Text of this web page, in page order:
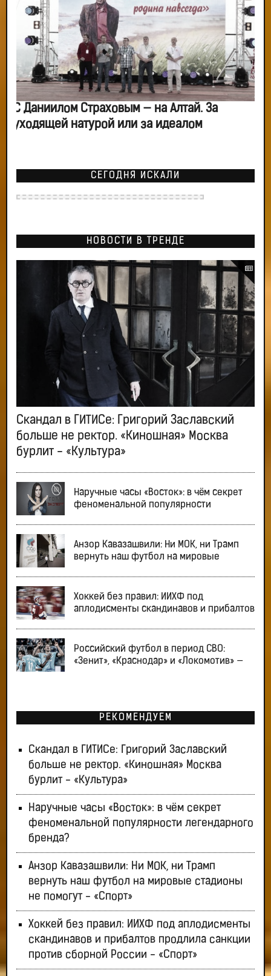
С Даниилом Страховым — на Алтай. За
уходящей натурой или за идеалом
СЕГОДНЯ ИСКАЛИ
НОВОСТИ В ТРЕНДЕ
Скандал в ГИТИСе: Григорий Заславский
больше не ректор. «Киношная» Москва
бурлит - «Культура»
Наручные часы «Восток»: в чём секрет
феноменальной популярности
Анзор Кавазашвили: Ни МОК, ни Трамп
вернуть наш футбол на мировые
Хоккей без правил: ИИХФ под
аплодисменты скандинавов и прибалтов
Российский футбол в период СВО:
«Зенит», «Краснодар» и «Локомотив» —
РЕКОМЕНДУЕМ
Скандал в ГИТИСе: Григорий Заславский
больше не ректор. «Киношная» Москва
бурлит - «Культура»
Наручные часы «Восток»: в чём секрет
феноменальной популярности легендарного
бренда?
Анзор Кавазашвили: Ни МОК, ни Трамп
вернуть наш футбол на мировые стадионы
не помогут - «Спорт»
Хоккей без правил: ИИХФ под аплодисменты
скандинавов и прибалтов продлила санкции
против сборной России - «Спорт»